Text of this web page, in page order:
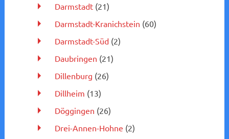
Darmstadt(21)
Darmstadt-Kranichstein (60)
Darmstadt-Süd(2)
Daubringen (21)
Dillenburg (26)
Dillheim (13)
Döggingen (26)
Drei-Annen-Hohne (2)